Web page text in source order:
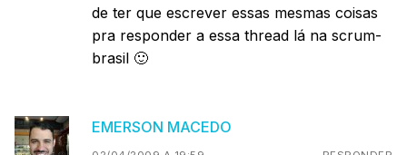
de ter que escrever essas mesmas coisas
pra responder a essa thread lá na scrum-
brasil 🙂
EMERSON MACEDO